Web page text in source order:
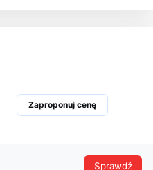
Zaproponuj cenę
Sprawdź